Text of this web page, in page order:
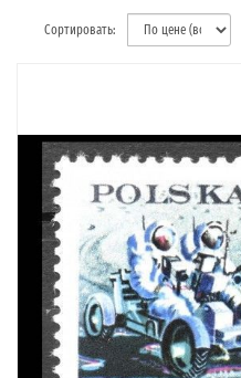
Сортировать: